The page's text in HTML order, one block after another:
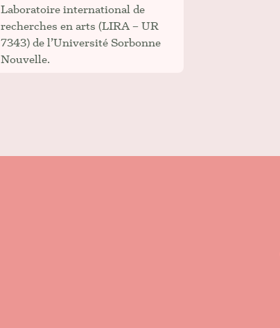
Laboratoire international de
recherches en arts (LIRA – UR
7343) de l’Université Sorbonne
Nouvelle.